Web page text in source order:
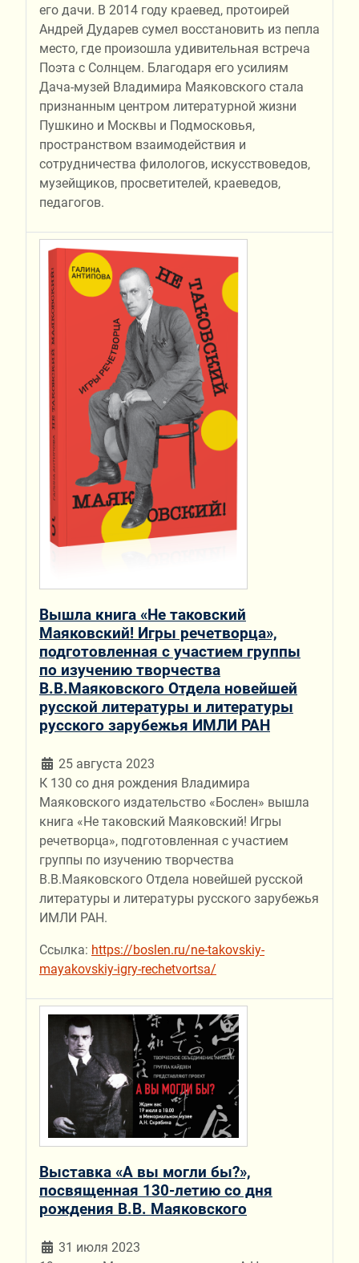
его дачи. В 2014 году краевед, протоирей
Андрей Дударев сумел восстановить из пепла
место, где произошла удивительная встреча
Поэта с Солнцем. Благодаря его усилиям
Дача-музей Владимира Маяковского стала
признанным центром литературной жизни
Пушкино и Москвы и Подмосковья,
пространством взаимодействия и
сотрудничества филологов, искусствоведов,
музейщиков, просветителей, краеведов,
педагогов.
Вышла книга «Не таковский
Маяковский! Игры речетворца»,
подготовленная с участием группы
по изучению творчества
В.В.Маяковского Отдела новейшей
русской литературы и литературы
русского зарубежья ИМЛИ РАН
25 августа 2023
К 130 со дня рождения Владимира
Маяковского издательство «Бослен» вышла
книга «Не таковский Маяковский! Игры
речетворца», подготовленная с участием
группы по изучению творчества
В.В.Маяковского Отдела новейшей русской
литературы и литературы русского зарубежья
ИМЛИ РАН.
Ссылка: https://boslen.ru/ne-takovskiy-
mayakovskiy-igry-rechetvortsa/
Выставка «А вы могли бы?»,
посвященная 130-летию со дня
рождения В.В. Маяковского
31 июля 2023